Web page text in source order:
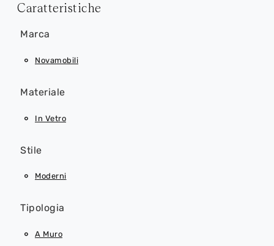
Caratteristiche
Marca
Novamobili
Materiale
In Vetro
Stile
Moderni
Tipologia
A Muro